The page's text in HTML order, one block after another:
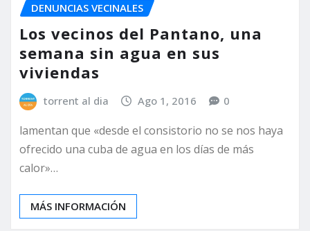
DENUNCIAS VECINALES
Los vecinos del Pantano, una
semana sin agua en sus
viviendas
torrent al dia Ago 1, 2016 0
lamentan que «desde el consistorio no se nos haya
ofrecido una cuba de agua en los días de más
calor»…
MÁS INFORMACIÓN